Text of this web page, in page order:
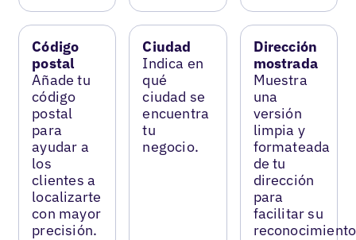
Código
postal
Añade tu
código
postal
para
ayudar a
los
clientes a
localizarte
con mayor
precisión.
Ciudad
Indica en
qué
ciudad se
encuentra
tu
negocio.
Dirección
mostrada
Muestra
una
versión
limpia y
formateada
de tu
dirección
para
facilitar su